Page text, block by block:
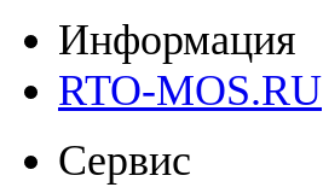
Информация
RTO-MOS.RU
Сервис